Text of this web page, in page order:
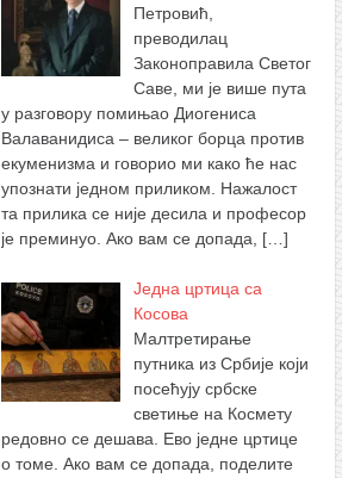
Петровић,
преводилац
Законоправила Светог
Саве, ми је више пута
у разговору помињао Диогениса
Валаванидиса – великог борца против
екуменизма и говорио ми како ће нас
упознати једном приликом. Нажалост
та прилика се није десила и професор
је преминуо. Ако вам се допада, […]
Једна цртица са
Косова
Малтретирање
путника из Србије који
посећују србске
светиње на Космету
редовно се дешава. Ево једне цртице
о томе. Ако вам се допада, поделите